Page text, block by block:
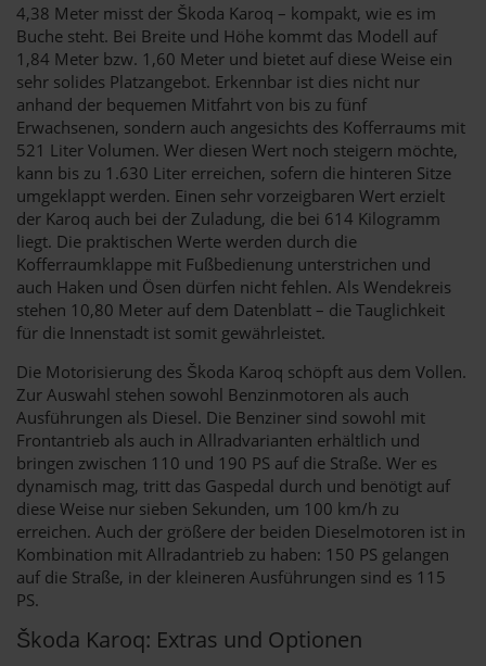
4,38 Meter misst der Škoda Karoq – kompakt, wie es im
Buche steht. Bei Breite und Höhe kommt das Modell auf
1,84 Meter bzw. 1,60 Meter und bietet auf diese Weise ein
sehr solides Platzangebot. Erkennbar ist dies nicht nur
anhand der bequemen Mitfahrt von bis zu fünf
Erwachsenen, sondern auch angesichts des Kofferraums mit
521 Liter Volumen. Wer diesen Wert noch steigern möchte,
kann bis zu 1.630 Liter erreichen, sofern die hinteren Sitze
umgeklappt werden. Einen sehr vorzeigbaren Wert erzielt
der Karoq auch bei der Zuladung, die bei 614 Kilogramm
liegt. Die praktischen Werte werden durch die
Kofferraumklappe mit Fußbedienung unterstrichen und
auch Haken und Ösen dürfen nicht fehlen. Als Wendekreis
stehen 10,80 Meter auf dem Datenblatt – die Tauglichkeit
für die Innenstadt ist somit gewährleistet.
Die Motorisierung des Škoda Karoq schöpft aus dem Vollen.
Zur Auswahl stehen sowohl Benzinmotoren als auch
Ausführungen als Diesel. Die Benziner sind sowohl mit
Frontantrieb als auch in Allradvarianten erhältlich und
bringen zwischen 110 und 190 PS auf die Straße. Wer es
dynamisch mag, tritt das Gaspedal durch und benötigt auf
diese Weise nur sieben Sekunden, um 100 km/h zu
erreichen. Auch der größere der beiden Dieselmotoren ist in
Kombination mit Allradantrieb zu haben: 150 PS gelangen
auf die Straße, in der kleineren Ausführungen sind es 115
PS.
Škoda Karoq: Extras und Optionen